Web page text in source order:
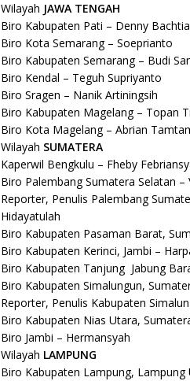
Wilayah JAWA TENGAH
Biro Kabupaten Pati – Denny
Biro Kota Semarang – Soeprianto
Biro Kabupaten Semarang – Budi
Biro Kendal – Teguh Supriyanto
Biro Sragen – Nanik Artiningsih
Biro Kabupaten Magelang – Topan
Biro Kota Magelang – Abrian
Wilayah SUMATERA
Kaperwil Bengkulu – Fheby
Biro Palembang Sumatera Selatan –
Reporter, Penulis Palembang
Hidayatulah
Biro Kabupaten Pasaman Barat,
Biro Kabupaten Kerinci, Jambi –
Biro Kabupaten Tanjung Jabung
Biro Kabupaten Simalungun,
Reporter, Penulis Kabupaten
Biro Kabupaten Nias Utara,
Biro Jambi – Hermansyah
Wilayah LAMPUNG
Biro Kabupaten Lampung, Lampung